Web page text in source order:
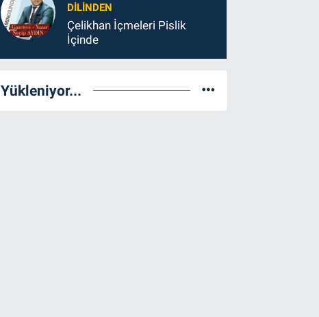
DILINDEN
Çelikhan İçmeleri Pislik
İçinde
Yükleniyor...